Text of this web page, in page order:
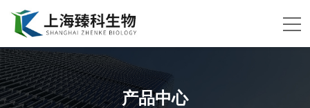
产品中心